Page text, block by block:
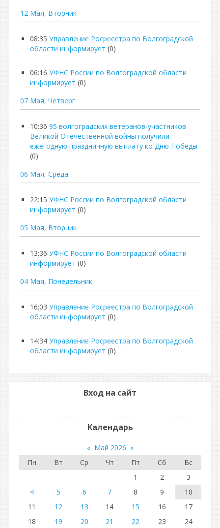
12 Мая, Вторник
08:35 Управление Росреестра по Волгоградской
области информирует (0)
06:16 УФНС России по Волгоградской области
информирует (0)
07 Мая, Четверг
10:36 95 волгоградских ветеранов-участников
Великой Отечественной войны получили
ежегодную праздничную выплату ко Дню Победы
(0)
06 Мая, Среда
22:15 УФНС России по Волгоградской области
информирует (0)
05 Мая, Вторник
13:36 УФНС России по Волгоградской области
информирует (0)
04 Мая, Понедельник
16:03 Управление Росреестра по Волгоградской
области информирует (0)
14:34 Управление Росреестра по Волгоградской
области информирует (0)
Вход на сайт
Календарь
« Май 2026 »
Пн
Вт Ср Чт Пт Сб
Вс
1
2
3
4
5 6 7 8 9
10
11
12 13 14 15 16
17
18
19 20 21 22 23 24